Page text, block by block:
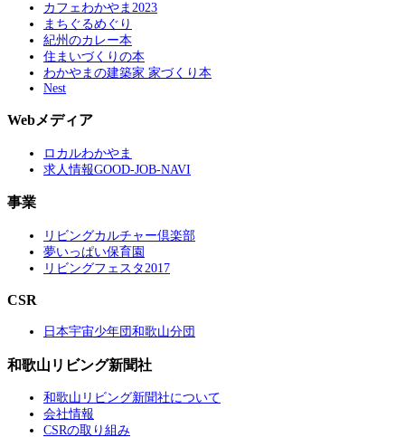
カフェわかやま2023
まちぐるめぐり
紀州のカレー本
住まいづくりの本
わかやまの建築家 家づくり本
Nest
Webメディア
ロカルわかやま
求人情報GOOD-JOB-NAVI
事業
リビングカルチャー倶楽部
夢いっぱい保育園
リビングフェスタ2017
CSR
日本宇宙少年団和歌山分団
和歌山リビング新聞社
和歌山リビング新聞社について
会社情報
CSRの取り組み